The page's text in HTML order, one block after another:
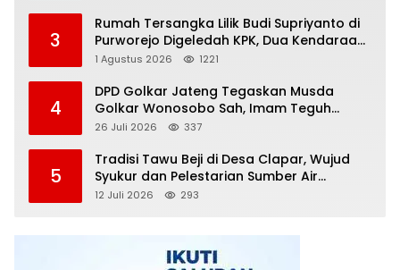
3
Rumah Tersangka Lilik Budi Supriyanto di
Purworejo Digeledah KPK, Dua Kendaraan
Diamankan
1 Agustus 2026 1221
4
DPD Golkar Jateng Tegaskan Musda
Golkar Wonosobo Sah, Imam Teguh
Purnomo Terpilih Secara Aklamasi
26 Juli 2026 337
5
Tradisi Tawu Beji di Desa Clapar, Wujud
Syukur dan Pelestarian Sumber Air
Kehidupan yang Tak Pernah Kering
12 Juli 2026 293